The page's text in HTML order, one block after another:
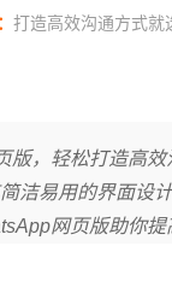
打造高效沟通方式就
版，轻松打造高
洁易用的界面设
网页版助你